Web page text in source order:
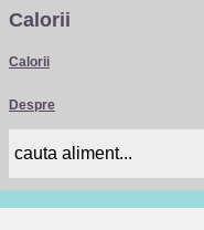
Calorii
Calorii
Despre